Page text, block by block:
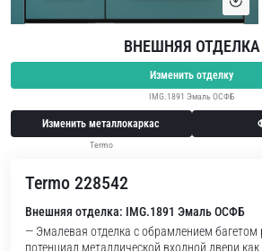
ВНЕШНЯЯ ОТДЕЛКА
Изменить отделку
IMG.1891 Эмаль ОСФБ
Изменить металлокаркас
Termo
Termo 228542
Внешняя отделка: IMG.1891 Эмаль ОСФБ
— Эмалевая отделка с обрамлением багетом
потенциал металлической входной двери